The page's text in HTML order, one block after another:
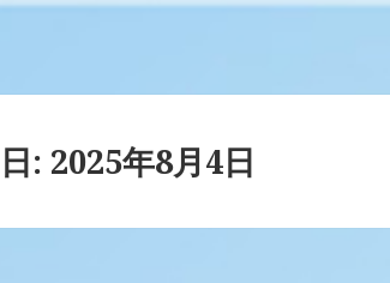
日: 2025年8月4日